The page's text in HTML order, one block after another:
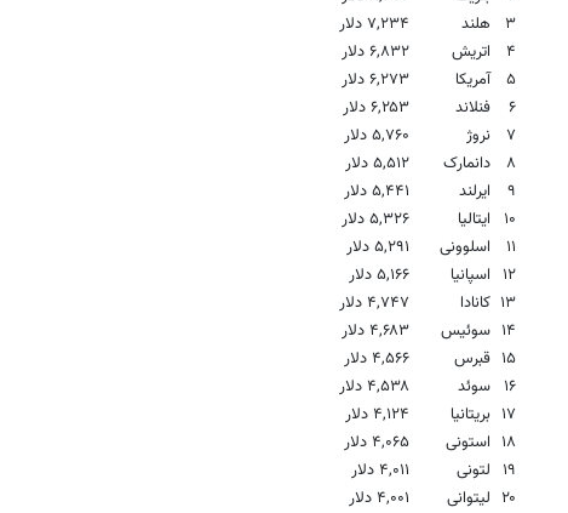
۳
هلند
۷,۲۳۴ دلار
۴
اتریش
۶,۸۳۲ دلار
۵
آمریکا
۶,۲۷۳ دلار
۶
فنلاند
۶,۲۵۳ دلار
۷
نروژ
۵,۷۶۰ دلار
۸
دانمارک
۵,۵۱۲ دلار
۹
ایرلند
۵,۴۴۱ دلار
۱۰
ایتالیا
۵,۳۲۶ دلار
۱۱
اسلوونی
۵,۲۹۱ دلار
۱۲ اسپانیا
۵,۱۶۶ دلار
۱۳ کانادا
۴,۷۴۷ دلار
۱۴ سوئیس
۴,۶۸۳ دلار
۱۵ قبرس
۴,۵۶۶ دلار
۱۶ سوئد
۴,۵۳۸ دلار
۱۷ بریتانیا
۴,۱۲۴ دلار
۱۸ استونی
۴,۰۶۵ دلار
۱۹ لتونی
۴,۰۱۱ دلار
۲۰ لیتوانی
۴,۰۰۱ دلار